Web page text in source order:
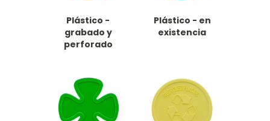
Plástico -
grabado y
perforado
Plástico - en
existencia